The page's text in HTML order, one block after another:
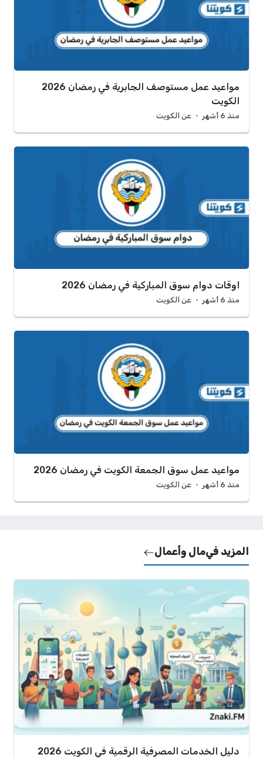
مواعيد عمل مستوصف الجابرية في رمضان 2026
الكويت
منذ 6 أشهر عن الكويت
اوقات دوام سوق المباركية في رمضان 2026
منذ 6 أشهر عن الكويت
مواعيد عمل سوق الجمعة الكويت في رمضان 2026
منذ 6 أشهر عن الكويت
المزيد فيمال وأعمال
دليل الخدمات المصرفية الرقمية في الكويت 2026